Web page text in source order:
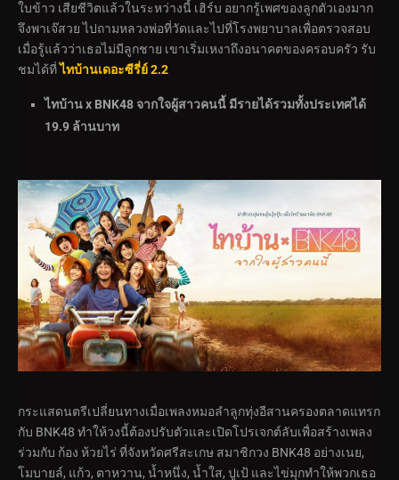
ใบข้าว เสียชีวิตแล้วในระหว่างนี้ เฮิร์บ อยากรู้เพศของลูกตัวเองมาก
จึงพาเจ๊สวย ไปถามหลวงพ่อที่วัดและไปที่โรงพยาบาลเพื่อตรวจสอบ
เมื่อรู้แล้วว่าเธอไม่มีลูกชาย เขาเริ่มเหงาถึงอนาคตของครอบครัว รับ
ชมได้ที่ไทบ้านเดอะซีรี่ย์ 2.2
ไทบ้าน x BNK48 จากใจผู้สาวคนนี้ มีรายได้รวมทั้งประเทศได้
19.9 ล้านบาท
กระแสดนตรีเปลี่ยนทางเมื่อเพลงหมอลำลูกทุ่งอีสานครองตลาดแทรก
กับ BNK48 ทำให้วงนี้ต้องปรับตัวและเปิดโปรเจกต์ลับเพื่อสร้างเพลง
ร่วมกับ ก้อง ห้วยไร่ ที่จังหวัดศรีสะเกษ สมาชิกวง BNK48 อย่างเนย,
โมบายล์, แก้ว, ตาหวาน, น้ำหนึ่ง, น้ำใส, ปูเป้ และไข่มุกทำให้พวกเธอ